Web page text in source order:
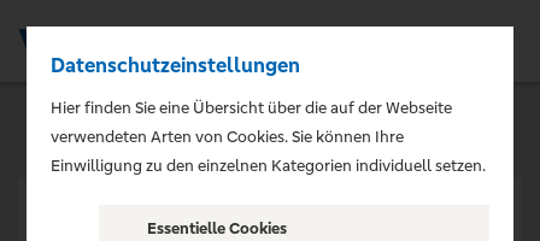
Datenschutzeinstellungen
Hier finden Sie eine Übersicht über die auf der Webseite
verwendeten Arten von Cookies. Sie können Ihre
Einwilligung zu den einzelnen Kategorien individuell setzen.
Essentielle Cookies